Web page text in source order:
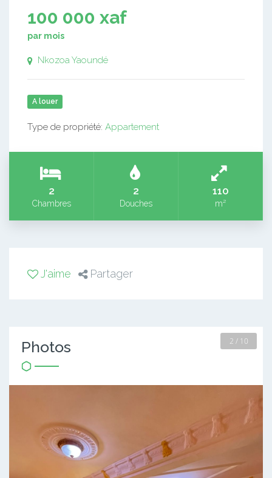
100 000 xaf
par mois
Nkozoa Yaoundé
A louer
Type de propriété: Appartement
2
Chambres
2
Douches
110
m²
J'aime Partager
Photos 2 / 10